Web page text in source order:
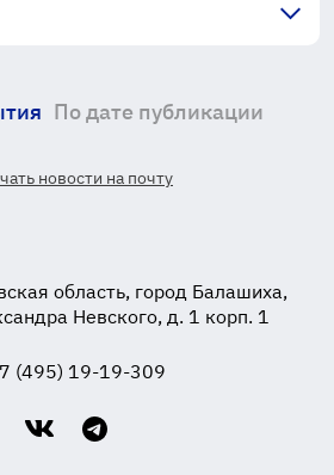
По дате публикации
новости на почту
область, город Балашиха,
Невского, д. 1 корп. 1
(495) 19-19-309